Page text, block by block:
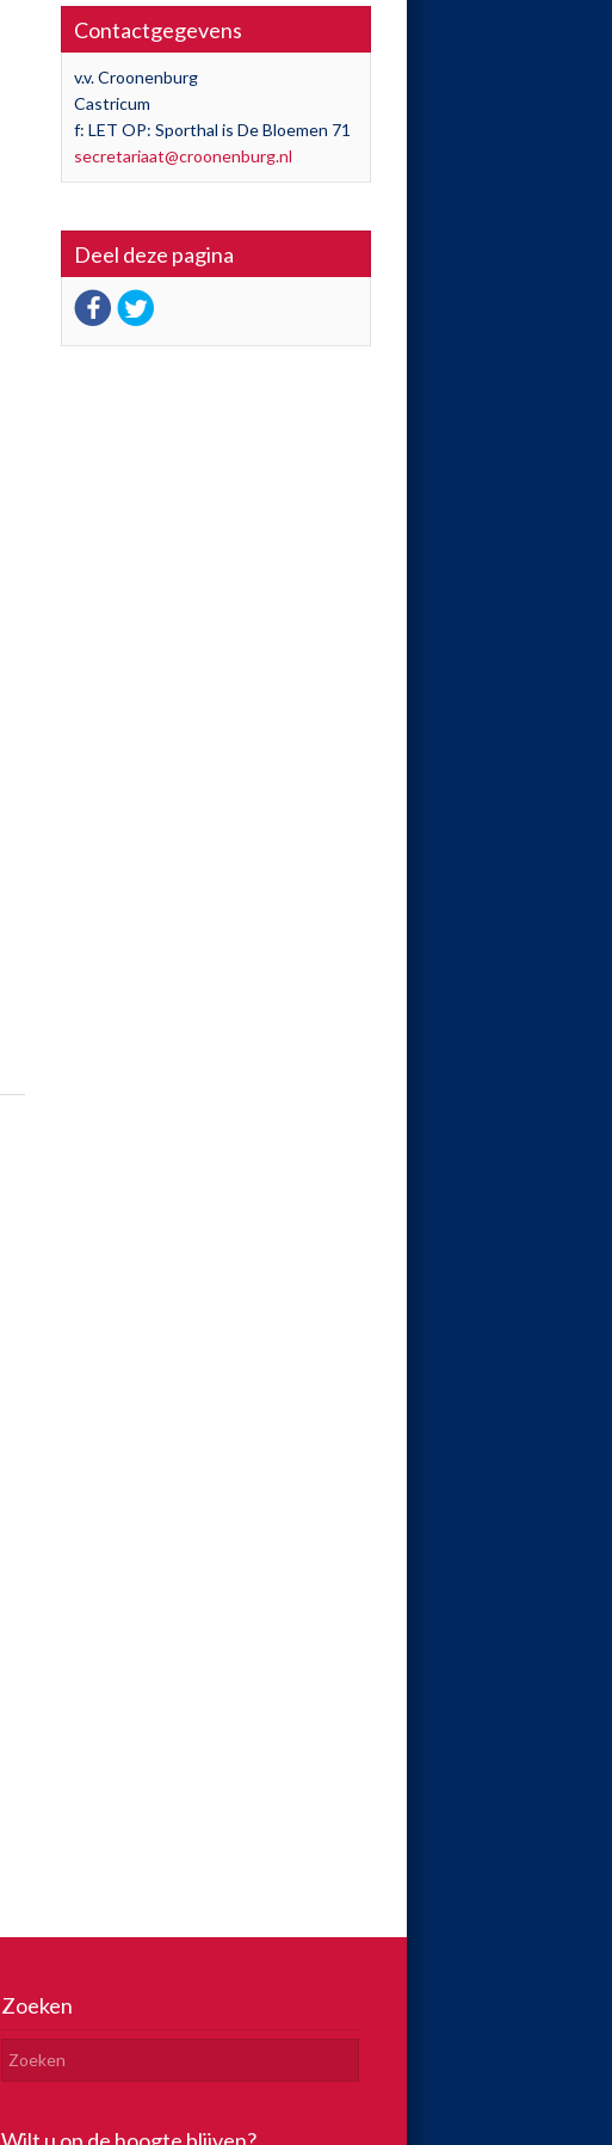
Contactgegevens
v.v. Croonenburg
Castricum
f: LET OP: Sporthal is De Bloemen 71
secretariaat@croonenburg.nl
Deel deze pagina
Zoeken
Wilt u op de hoogte blijven?